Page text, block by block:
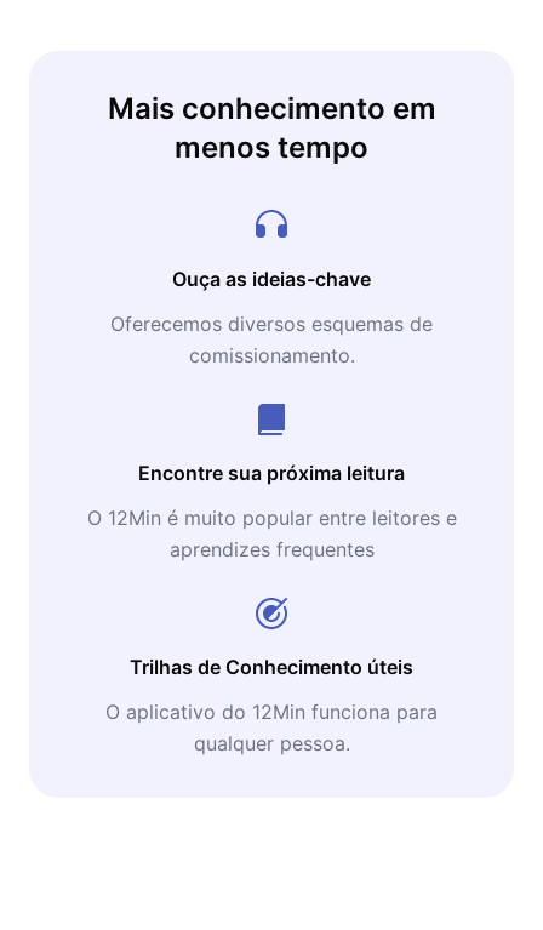
Mais conhecimento em
menos tempo
Ouça as ideias-chave
Oferecemos diversos esquemas de
comissionamento.
Encontre sua próxima leitura
O 12Min é muito popular entre leitores e
aprendizes frequentes
Trilhas de Conhecimento úteis
O aplicativo do 12Min funciona para
qualquer pessoa.